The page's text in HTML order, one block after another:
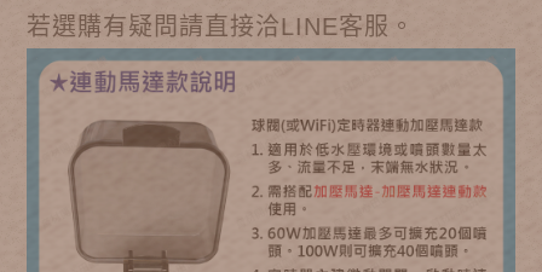
若選購有疑問請直接洽LINE客服。